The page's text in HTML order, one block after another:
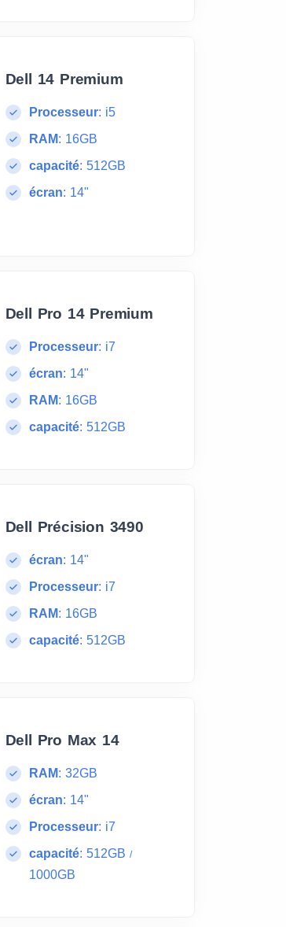
Dell 14 Premium
Processeur: i5
RAM: 16GB
capacité: 512GB
écran: 14"
Dell Pro 14 Premium
Processeur: i7
écran: 14"
RAM: 16GB
capacité: 512GB
Dell Précision 3490
écran: 14"
Processeur: i7
RAM: 16GB
capacité: 512GB
Dell Pro Max 14
RAM: 32GB
écran: 14"
Processeur: i7
capacité: 512GB /
1000GB